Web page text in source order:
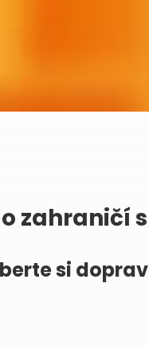
zahraničí
si